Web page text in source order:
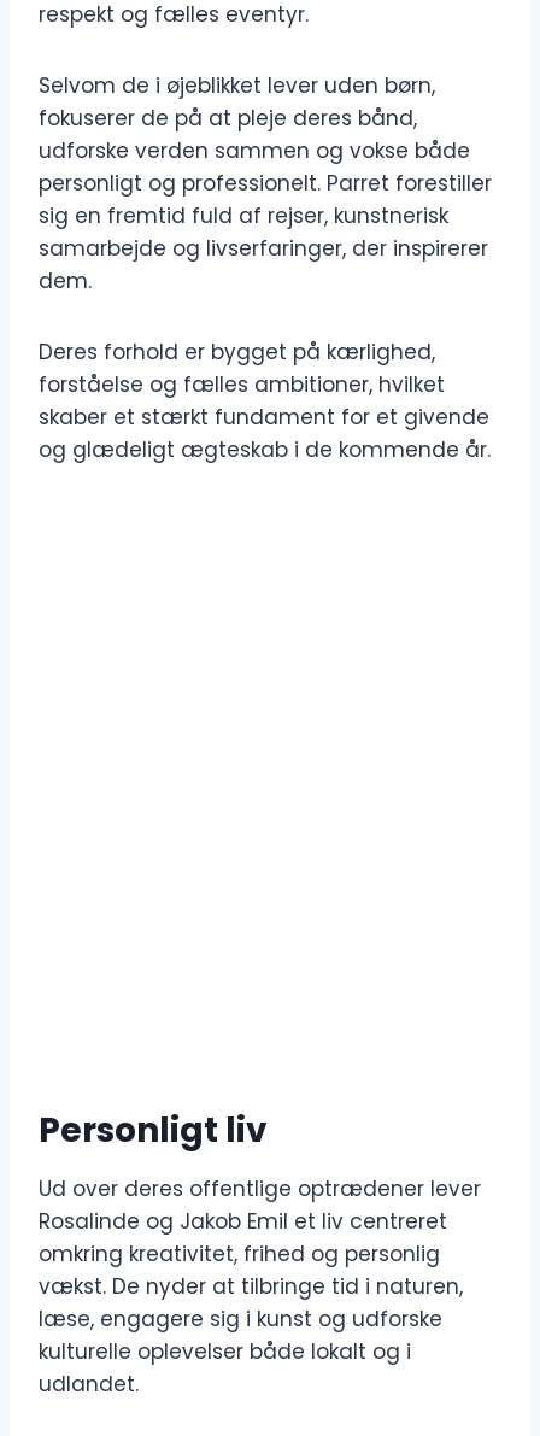
respekt og fælles eventyr.
Selvom de i øjeblikket lever uden børn,
fokuserer de på at pleje deres bånd,
udforske verden sammen og vokse både
personligt og professionelt. Parret forestiller
sig en fremtid fuld af rejser, kunstnerisk
samarbejde og livserfaringer, der inspirerer
dem.
Deres forhold er bygget på kærlighed,
forståelse og fælles ambitioner, hvilket
skaber et stærkt fundament for et givende
og glædeligt ægteskab i de kommende år.
Personligt liv
Ud over deres offentlige optrædener lever
Rosalinde og Jakob Emil et liv centreret
omkring kreativitet, frihed og personlig
vækst. De nyder at tilbringe tid i naturen,
læse, engagere sig i kunst og udforske
kulturelle oplevelser både lokalt og i
udlandet.